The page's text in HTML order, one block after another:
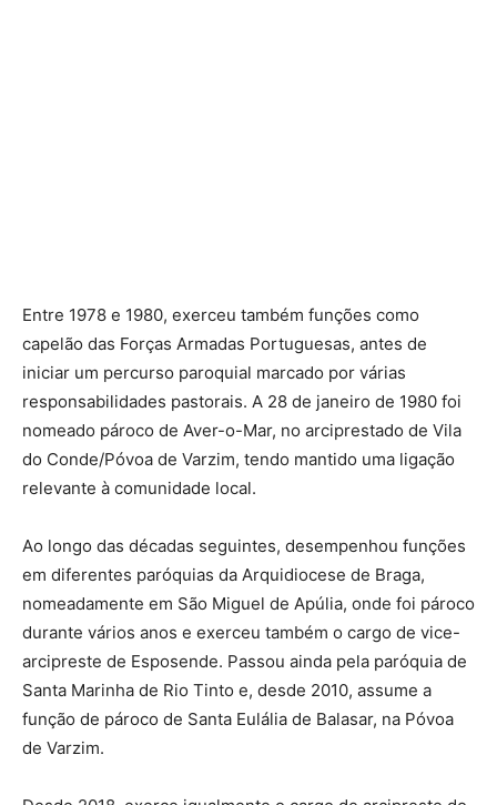
Entre 1978 e 1980, exerceu também funções como
capelão das Forças Armadas Portuguesas, antes de
iniciar um percurso paroquial marcado por várias
responsabilidades pastorais. A 28 de janeiro de 1980 foi
nomeado pároco de Aver-o-Mar, no arciprestado de Vila
do Conde/Póvoa de Varzim, tendo mantido uma ligação
relevante à comunidade local.
Ao longo das décadas seguintes, desempenhou funções
em diferentes paróquias da Arquidiocese de Braga,
nomeadamente em São Miguel de Apúlia, onde foi pároco
durante vários anos e exerceu também o cargo de vice-
arcipreste de Esposende. Passou ainda pela paróquia de
Santa Marinha de Rio Tinto e, desde 2010, assume a
função de pároco de Santa Eulália de Balasar, na Póvoa
de Varzim.